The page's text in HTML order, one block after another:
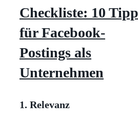
Checkliste: 10
für Facebook-
Postings als
Unternehmen
1. Relevanz